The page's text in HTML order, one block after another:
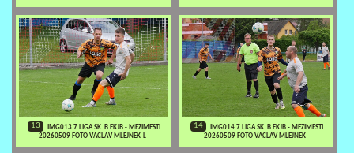
13
IMG013 7.LIGA SK. B FKJB - MEZIMESTI
20260509 FOTO VACLAV MLEJNEK-L
14
IMG014 7.LIGA SK. B FKJB - MEZIMESTI
20260509 FOTO VACLAV MLEJNEK